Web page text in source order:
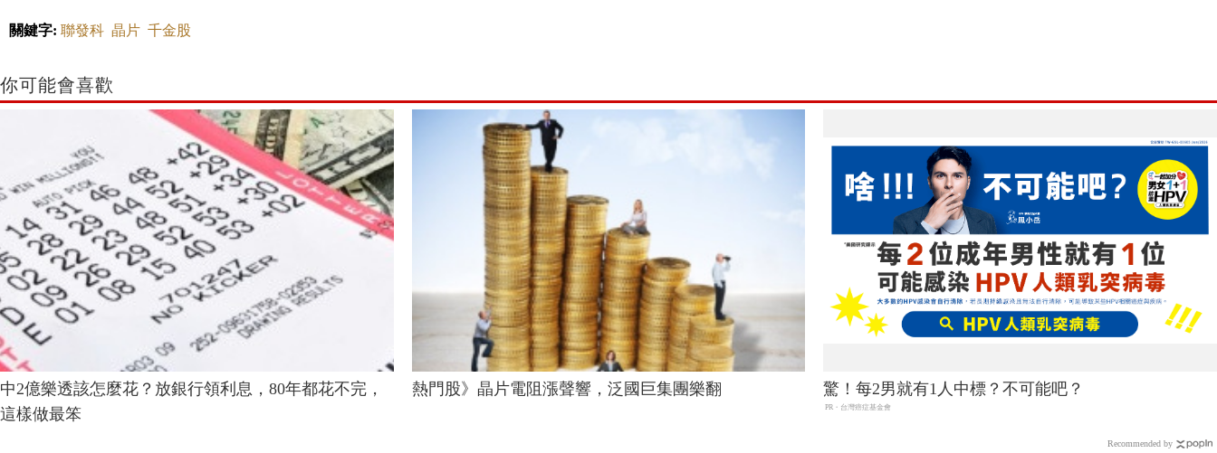
關鍵字: 聯發科 晶片 千金股
你可能會喜歡
中2億樂透該怎麼花？放銀行領利息，80年都花不完，
這樣做最笨
熱門股》晶片電阻漲聲響，泛國巨集團樂翻 驚！每2男就有1人中標？不可能吧？
PR・台灣癌症基金會
Recommended by